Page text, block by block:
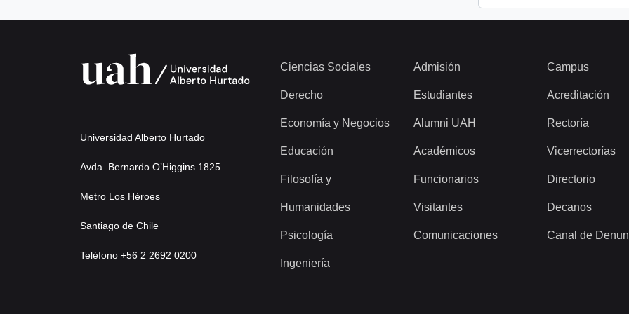
Universidad Alberto Hurtado
Avda. Bernardo O’Higgins 1825
Metro Los Héroes
Santiago de Chile
Teléfono +56 2 2692 0200
Ciencias Sociales
Derecho
Economía y Negocios
Educación
Filosofía y
Humanidades
Psicología
Ingeniería
Admisión
Estudiantes
Alumni UAH
Académicos
Funcionarios
Visitantes
Comunicaciones
Campus
Acreditación
Rectoría
Vicerrectorías
Directorio
Decanos
Canal de